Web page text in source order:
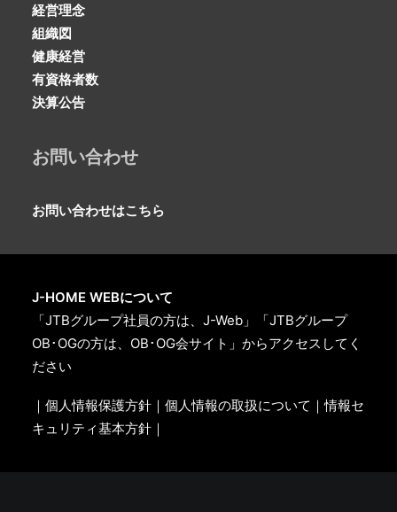
経営理念
組織図
健康経営
有資格者数
決算公告
お問い合わせ
お問い合わせはこちら
J-HOME WEBについて
「JTBグループ社員の方は、J-Web」「JTBグループ
OB･OGの方は、OB･OG会サイト」からアクセスしてく
ださい
｜個人情報保護方針｜ 個人情報の取扱について ｜情報セ
キュリティ基本方針｜